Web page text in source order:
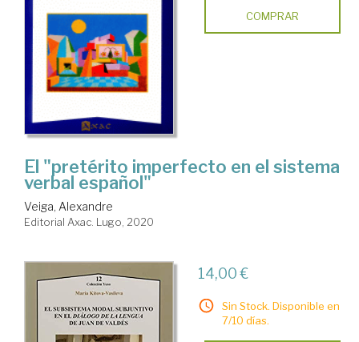
COMPRAR
El "pretérito imperfecto en el sistema
verbal español"
Veiga, Alexandre
Editorial Axac. Lugo, 2020
14,00 €
Sin Stock. Disponible en
7/10 días.